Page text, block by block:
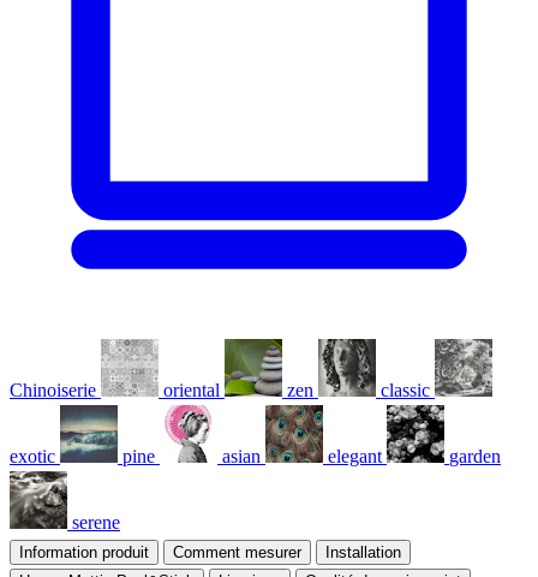
Chinoiserie oriental zen classic
exotic pine asian elegant garden
serene
Information produit Comment mesurer
Installation